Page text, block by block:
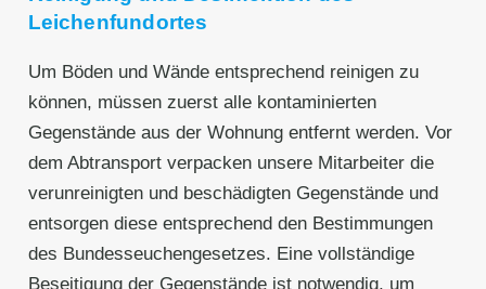
Leichenfundortes
Um Böden und Wände entsprechend reinigen zu
können, müssen zuerst alle kontaminierten
Gegenstände aus der Wohnung entfernt werden. Vor
dem Abtransport verpacken unsere Mitarbeiter die
verunreinigten und beschädigten Gegenstände und
entsorgen diese entsprechend den Bestimmungen
des Bundesseuchengesetzes. Eine vollständige
Beseitigung der Gegenstände ist notwendig, um